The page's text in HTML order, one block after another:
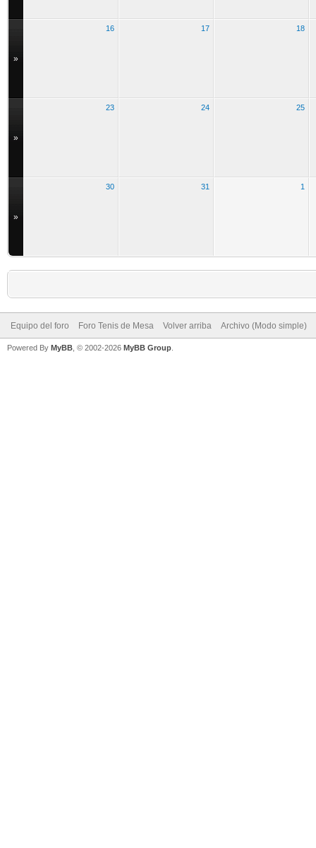
»
16 17 18
»
23 24 25
»
30 31 1
Equipo del foro Foro Tenis de Mesa Volver arriba Archivo (Modo simple)
Powered By MyBB , © 2002-2026 MyBB Group